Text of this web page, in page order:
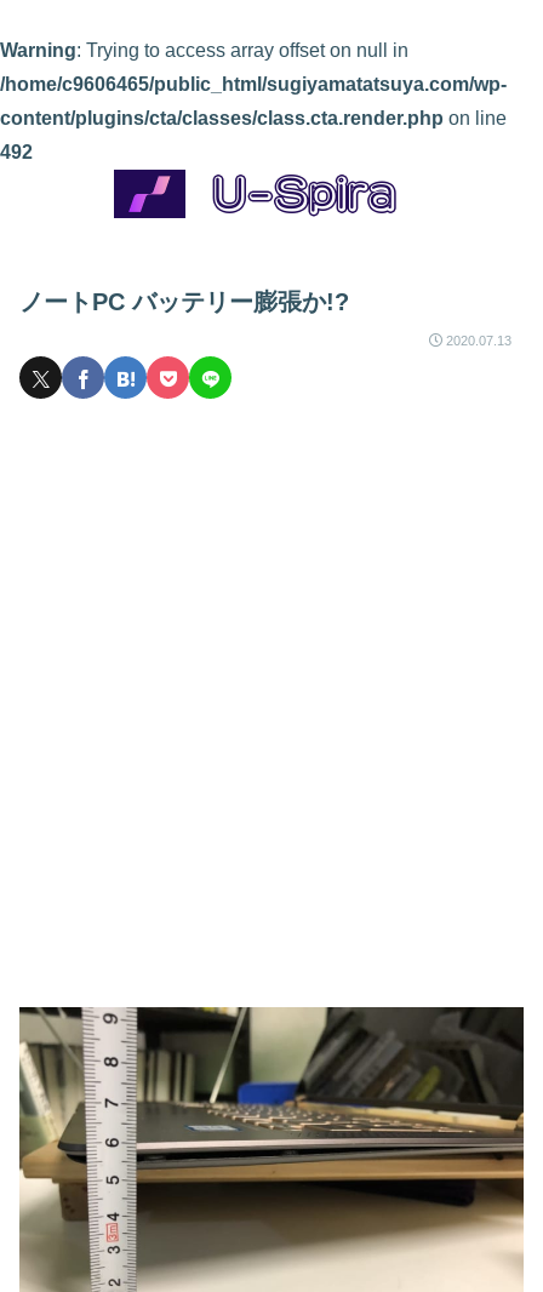
Warning: Trying to access array offset on null in
/home/c9606465/public_html/sugiyamatatsuya.com/wp-
content/plugins/cta/classes/class.cta.render.php on line
492
ノートPC バッテリー膨張か!?
2020.07.13